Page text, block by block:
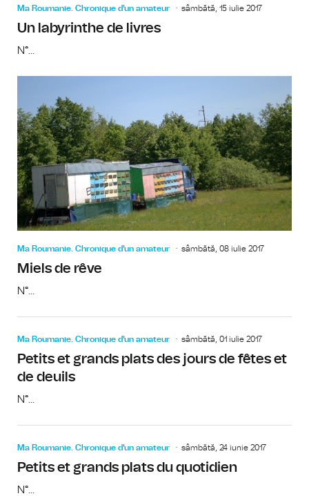
Ma Roumanie. Chronique d'un amateur sâmbătă, 15 iulie 2017
Un labyrinthe de livres
N°...
Ma Roumanie. Chronique d'un amateur sâmbătă, 08 iulie 2017
Miels de rêve
N°...
Ma Roumanie. Chronique d'un amateur sâmbătă, 01 iulie 2017
Petits et grands plats des jours de fêtes et
de deuils
N°...
Ma Roumanie. Chronique d'un amateur sâmbătă, 24 iunie 2017
Petits et grands plats du quotidien
N°...